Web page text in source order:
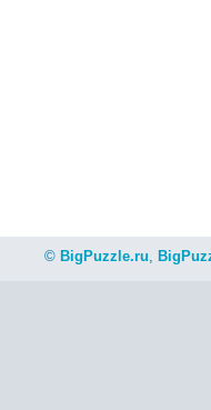
© BigPuzzle.ru,